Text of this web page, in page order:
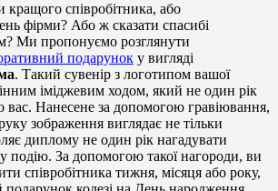
кращого співробітника, або
фірми? Або ж сказати спасибі
Ми пропонуємо розглянути
подарунок у вигляді
. Такий сувенір з логотипом вашої
іміджевим ходом, який не один рік
вас. Нанесене за допомогою гравіювання,
зображення виглядає не тільки
диплому не один рік нагадувати
подію. За допомогою такої нагороди, ви
співробітника тижня, місяця або року,